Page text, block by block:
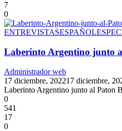
7
0
ENTREVISTASESPAÑOL
Laberinto Argentino junto
Administrador web
17 diciembre, 202217 diciembre,
Laberinto Argentino junto al Paton
0
541
17
0